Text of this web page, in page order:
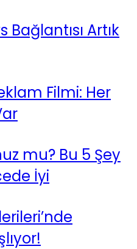
Artık
Filmi: Her
mu? Bu 5 Şey
İyi